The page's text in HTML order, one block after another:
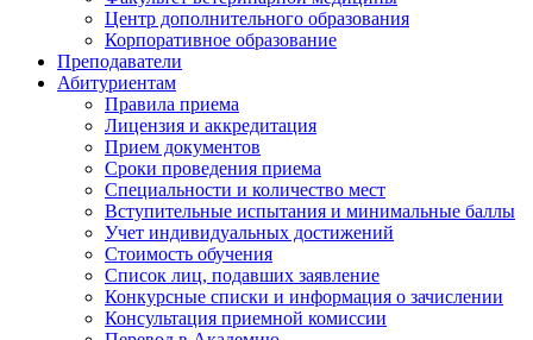
Центр дополнительного образования
Корпоративное образование
Преподаватели
Абитуриентам
Правила приема
Лицензия и аккредитация
Прием документов
Сроки проведения приема
Специальности и количество мест
Вступительные испытания и минимальные баллы
Учет индивидуальных достижений
Стоимость обучения
Список лиц, подавших заявление
Конкурсные списки и информация о зачислении
Консультация приемной комиссии